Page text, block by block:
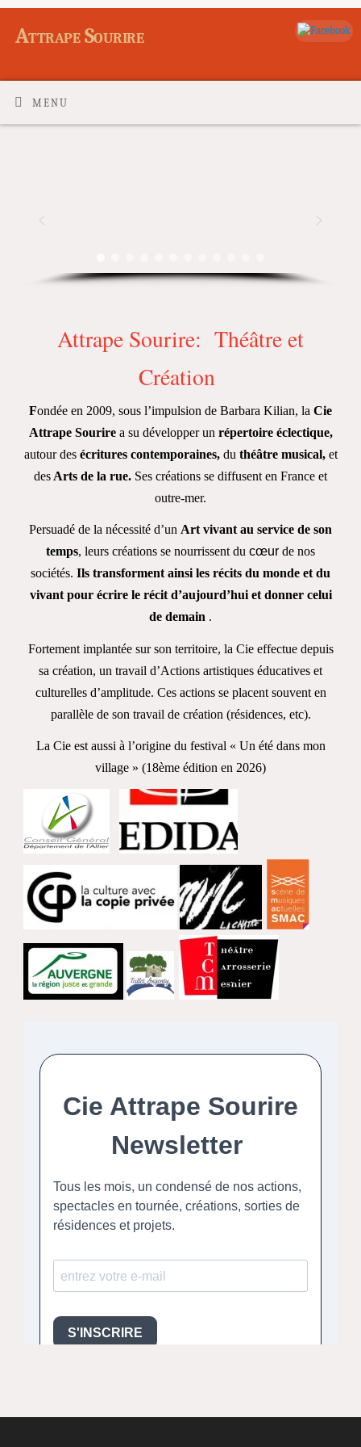
Attrape Sourire
MENU
Attrape Sourire: Théâtre et
Création
Fondée en 2009, sous l’impulsion de Barbara Kilian, la Cie
Attrape Sourire a su développerun répertoire éclectique,
autour desécritures contemporaines,du théâtre musical, et
des Arts de la rue. Ses créations se diffusent en France et
outre-mer.
Persuadé de la nécessité d’un Art vivant au service de son
temps, leurs créations se nourrissent du cœur de nos
sociétés. Ils transforment ainsi les récits du monde et du
vivant pour écrire le récit d’aujourd’hui et donner celui
de demain .
Fortement implantée sur son territoire, la Cie effectue depuis
sa création, un travail d’Actions artistiques éducatives et
culturelles d’amplitude. Ces actions se placent souvent en
parallèle de son travail de création (résidences, etc).
La Cie est aussi à l’origine du festival « Un été dans mon
village » (18ème édition en 2026)